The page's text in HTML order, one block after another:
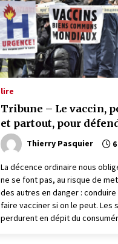
lire
Tribune – Le vaccin,
et partout, pour
Thierry Pasquier 6
La décence ordinaire nous
ne se font pas, au risque de
des autres en danger : conduire
faire vacciner si on le peut. Les
perdurent en dépit du